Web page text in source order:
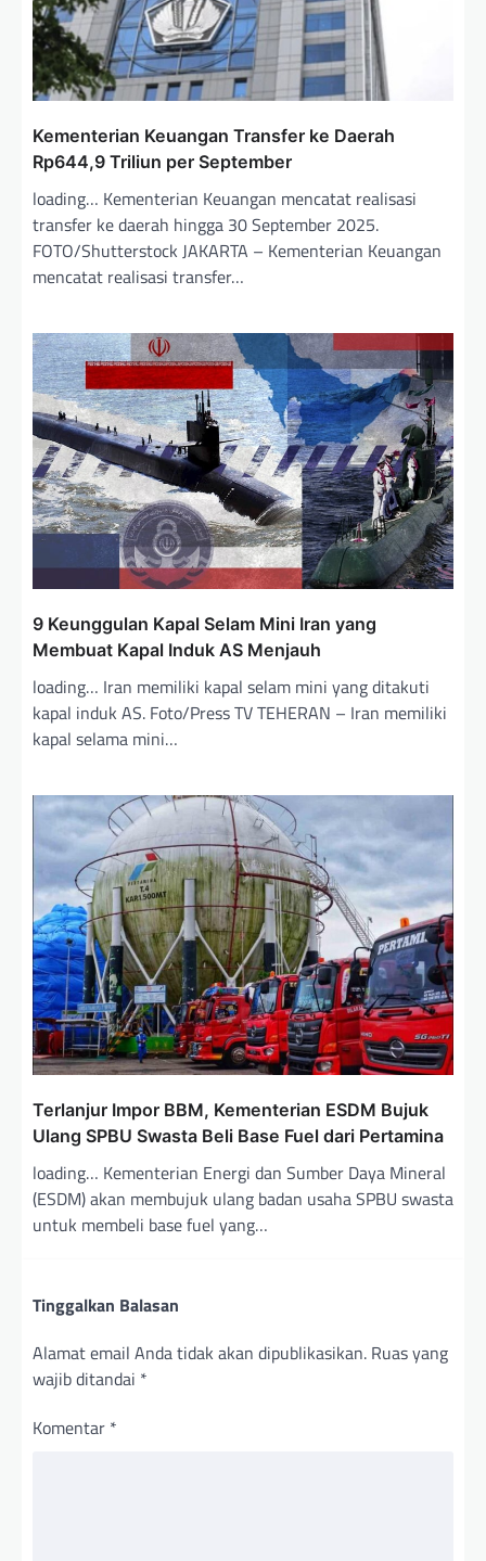
Kementerian Keuangan Transfer ke Daerah
Rp644,9 Triliun per September
loading… Kementerian Keuangan mencatat realisasi
transfer ke daerah hingga 30 September 2025.
FOTO/Shutterstock JAKARTA – Kementerian Keuangan
mencatat realisasi transfer…
9 Keunggulan Kapal Selam Mini Iran yang
Membuat Kapal Induk AS Menjauh
loading… Iran memiliki kapal selam mini yang ditakuti
kapal induk AS. Foto/Press TV TEHERAN – Iran memiliki
kapal selama mini…
Terlanjur Impor BBM, Kementerian ESDM Bujuk
Ulang SPBU Swasta Beli Base Fuel dari Pertamina
loading… Kementerian Energi dan Sumber Daya Mineral
(ESDM) akan membujuk ulang badan usaha SPBU swasta
untuk membeli base fuel yang…
Tinggalkan Balasan
Alamat email Anda tidak akan dipublikasikan. Ruas yang
wajib ditandai *
Komentar *